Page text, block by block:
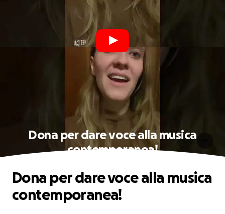
Dona per dare voce alla musica
contemporanea!
Dona per dare voce alla musica
contemporanea!